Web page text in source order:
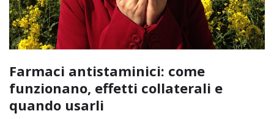
Farmaci antistaminici: come
funzionano, effetti collaterali e
quando usarli